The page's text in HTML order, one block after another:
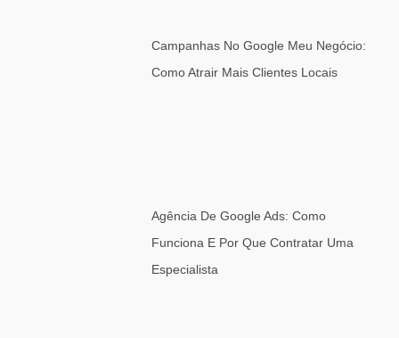
Campanhas No Google Meu Negócio:
Como Atrair Mais Clientes Locais
Agência De Google Ads: Como
Funciona E Por Que Contratar Uma
Especialista